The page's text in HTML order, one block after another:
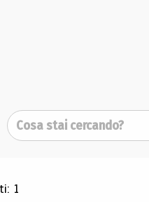
Cerca
di ricerca
1